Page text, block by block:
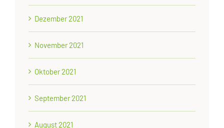
Dezember 2021
November 2021
Oktober 2021
September 2021
August 2021